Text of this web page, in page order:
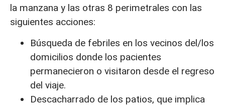
la manzana y las otras 8 perimetrales con las
siguientes acciones:
Búsqueda de febriles en los vecinos del/los
domicilios donde los pacientes
permanecieron o visitaron desde el regreso
del viaje.
Descacharrado de los patios, que implica